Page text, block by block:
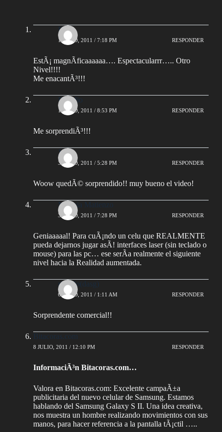
Edin
1 JULIO, 2011 / 7:18 PM RESPONDER
EstÃ¡ magnÃ­ficaaaaaa…. Espectacularrr….. Otro
Nivel!!!!
Me enacantÃ³!!!
Rogelio
1 JULIO, 2011 / 8:53 PM RESPONDER
Me sorprendiÃ³!!!
Juan
3 JULIO, 2011 / 5:28 PM RESPONDER
Woow quedÃ© sorprendido!! muy bueno el video!
Natania Matienzo
3 JULIO, 2011 / 7:28 PM RESPONDER
Geniaaaaal! Para cuÃ¡ndo un celu que REALMENTE
pueda dejarnos jugar asÃ­! interfaces laser (sin teclado o
mouse) para las pc… ese serÃ­a realmente el siguiente
nivel hacia la Realidad aumentada.
ricardo(dasg)
6 JULIO, 2011 / 1:11 AM RESPONDER
Sorprendente comercial!!
Bitacoras.com
8 JULIO, 2011 / 12:10 PM RESPONDER
InformaciÃ³n Bitacoras.com…
Valora en Bitacoras.com: Excelente campaÃ±a
publicitaria del nuevo celular de Samsung. Estamos
hablando del Samsung Galaxy S II. Una idea creativa,
nos muestra un hombre realizando movimientos con sus
manos, para hacer referencia a la pantalla tÃ¡ctil …..